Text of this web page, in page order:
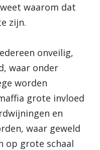
waarom dat
zijn.
onveilig,
waar onder
worden
grote invloed
en
waar geweld
op grote schaal